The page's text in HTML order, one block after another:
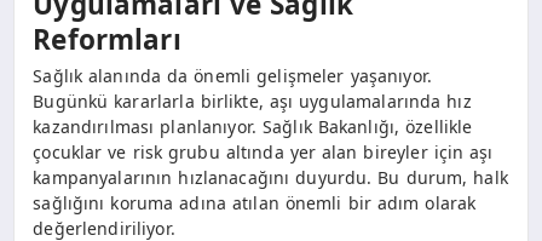
Reformları
Sağlık alanında da önemli gelişmeler yaşanıyor.
Bugünkü kararlarla birlikte, aşı uygulamalarında hız
kazandırılması planlanıyor. Sağlık Bakanlığı, özellikle
çocuklar ve risk grubu altında yer alan bireyler için aşı
kampanyalarının hızlanacağını duyurdu. Bu durum, halk
sağlığını koruma adına atılan önemli bir adım olarak
değerlendiriliyor.